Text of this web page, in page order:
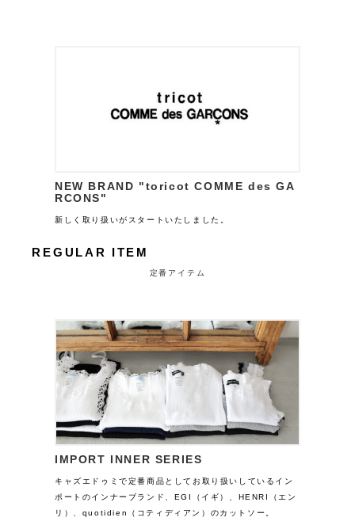
NEW BRAND "toricot COMME des GA
RCONS"
新しく取り扱いがスタートいたしました。
REGULAR ITEM
定番アイテム
IMPORT INNER SERIES
キャズエドゥミで定番商品としてお取り扱いしているイン
ポートのインナーブランド、EGI（イギ）、HENRI（エン
リ）、quotidien（コティディアン）のカットソー。